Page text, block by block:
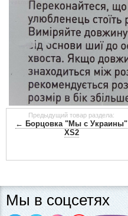
Предыдущий товар раздела:
← Борцовка "Мы с Украины"
ХS2
Мы в соцсетях